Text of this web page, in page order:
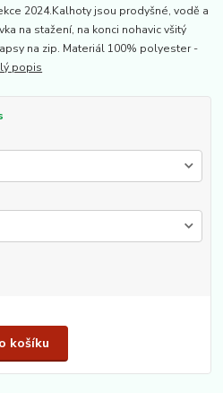
2024.Kalhoty jsou prodyšné, vodě a
na stažení, na konci nohavic všitý
na zip. Materiál 100% polyester -
popis
košíku